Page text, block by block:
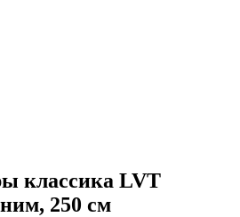
классика LVT
250 см